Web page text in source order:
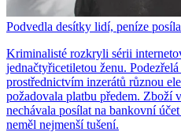
Podvedla desítky lidí, peníze
Kriminalisté rozkryli sérii
jednačtyřicetiletou ženu.
prostřednictvím inzerátů různou
požadovala platbu předem. Zboží
nechávala posílat na bankovní
neměl nejmenší tušení.